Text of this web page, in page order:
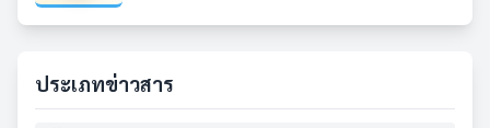
ประเภทข่าวสาร